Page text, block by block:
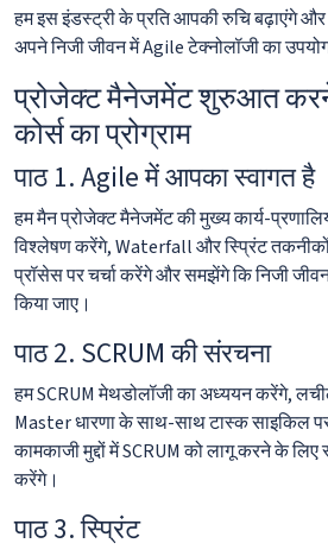
हम इस इंडस्ट्री के प्रति आपकी रुचि बढ़ाएंगे
अपने निजी जीवन में Agile टेक्नोलॉजी का
प्रोजेक्ट मैनेजमेंट शुरुआत करने
कोर्स का प्रोग्राम
पाठ 1. Agile में आपका स्वागत है
हम मैन प्रोजेक्ट मैनेजमेंट की मुख्य कार्य-
विश्लेषण करेंगे, Waterfall और स्प्रिंट
प्रॉसेस पर चर्चा करेंगे और समझेंगे कि निजी
किया जाए।
पाठ 2. SCRUM की संरचना
हम SCRUM मेथडोलॉजी का अध्ययन करेंगे,
Master धारणा के साथ-साथ टास्क साइकिल
कामकाजी मुद्दों में SCRUM को लागू करने के लिए
करेंगे।
पाठ 3. स्प्रिंट